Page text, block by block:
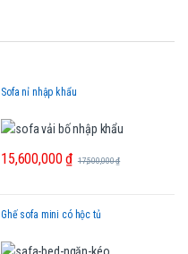
Sofa nỉ nhập khẩu
15,600,000₫ 17,500,000₫
Ghế sofa mini có hộc tủ